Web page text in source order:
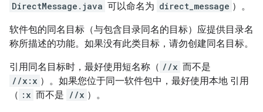
DirectMessage.java 可以命名为 direct_message ）。
软件包的同名目标（与包含目录同名的目标）应提供目录名
称所描述的功能。如果没有此类目标，请勿创建同名目标。
引用同名目标时，最好使用短名称（ //x 而不是
//x:x ）。如果您位于同一软件包中，最好使用本地 引用
（ :x 而不是 //x ）。